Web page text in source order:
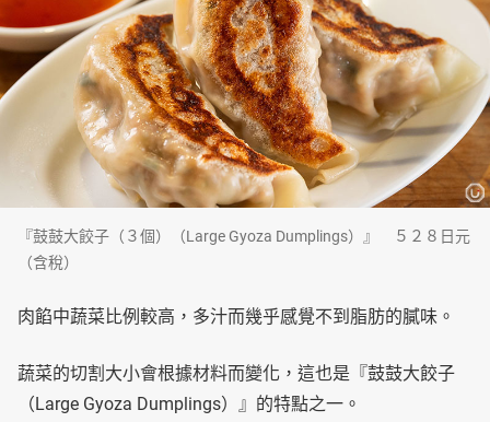
『鼓鼓大餃子（３個）（Large Gyoza Dumplings）』 ５２８日元
（含稅）
肉餡中蔬菜比例較高，多汁而幾乎感覺不到脂肪的膩味。
蔬菜的切割大小會根據材料而變化，這也是『鼓鼓大餃子
（Large Gyoza Dumplings）』的特點之一。